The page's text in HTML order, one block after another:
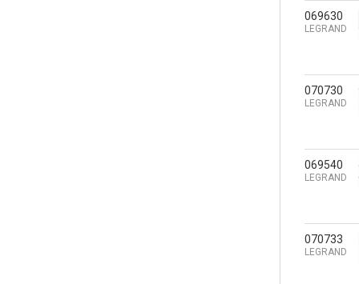
069630
LEGRAND
070730
LEGRAND
069540
LEGRAND
070733
LEGRAND